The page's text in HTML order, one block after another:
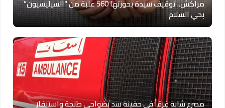
مراكش.. توقيف سيدة بحوزتها 560 علبة من “السيليسيون”
بحي السلام
مصرع شابة غرقاً في حقينة سد بضواحي طنجة واستنفار